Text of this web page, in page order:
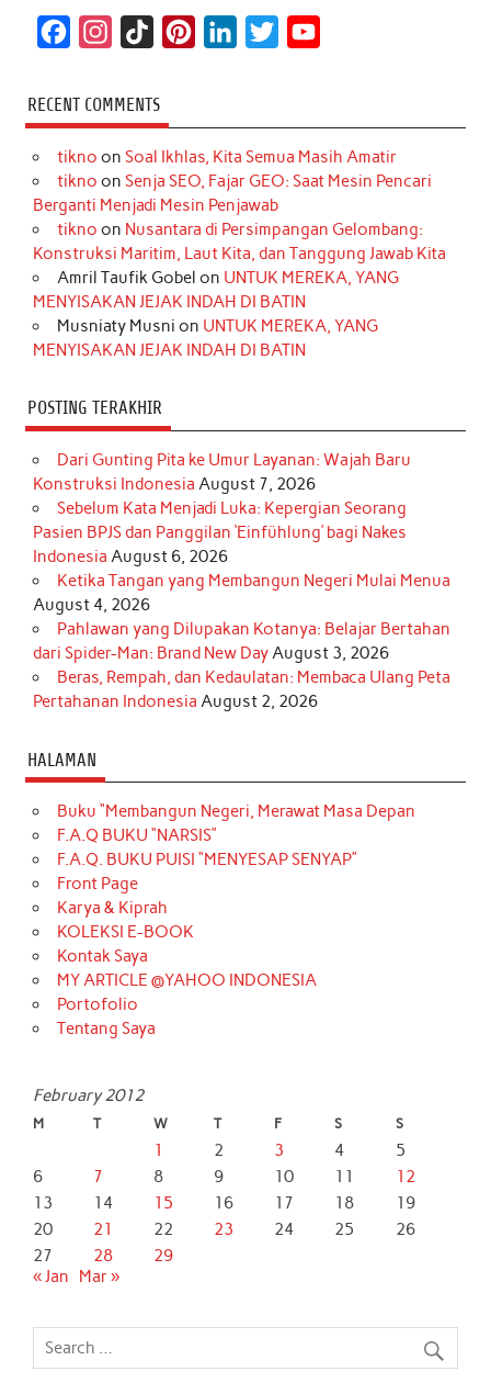
c
e
b
o
k
s
t
a
r
a
m
k
T
o
k
t
e
r
e
s
t
k
e
d
I
n
t
t
r
T
u
e
RECENT COMMENTS
tikno on Soal Ikhlas, Kita Semua Masih Amatir
tikno on Senja SEO, Fajar GEO: Saat Mesin Pencari
Berganti Menjadi Mesin Penjawab
tikno on Nusantara di Persimpangan Gelombang:
Konstruksi Maritim, Laut Kita, dan Tanggung Jawab Kita
Amril Taufik Gobel on UNTUK MEREKA, YANG
MENYISAKAN JEJAK INDAH DI BATIN
Musniaty Musni on UNTUK MEREKA, YANG
MENYISAKAN JEJAK INDAH DI BATIN
POSTING TERAKHIR
Dari Gunting Pita ke Umur Layanan: Wajah Baru
Konstruksi Indonesia August 7, 2026
Sebelum Kata Menjadi Luka: Kepergian Seorang
Pasien BPJS dan Panggilan ‘Einfühlung’ bagi Nakes
Indonesia August 6, 2026
Ketika Tangan yang Membangun Negeri Mulai Menua
August 4, 2026
Pahlawan yang Dilupakan Kotanya: Belajar Bertahan
dari Spider-Man: Brand New DayAugust 3, 2026
Beras, Rempah, dan Kedaulatan: Membaca Ulang Peta
Pertahanan Indonesia August 2, 2026
HALAMAN
Buku “Membangun Negeri, Merawat Masa Depan
F.A.Q BUKU “NARSIS”
F.A.Q. BUKU PUISI “MENYESAP SENYAP”
Front Page
Karya & Kiprah
KOLEKSI E-BOOK
Kontak Saya
MY ARTICLE @YAHOO INDONESIA
Portofolio
Tentang Saya
February 2012
M T W T F S S
1 2 3 4
5
6
7 8 9 10 11
12
13
14 15 16 17 18
19
20
21 22 23 24 25
26
27
28
29
« Jan
Mar »